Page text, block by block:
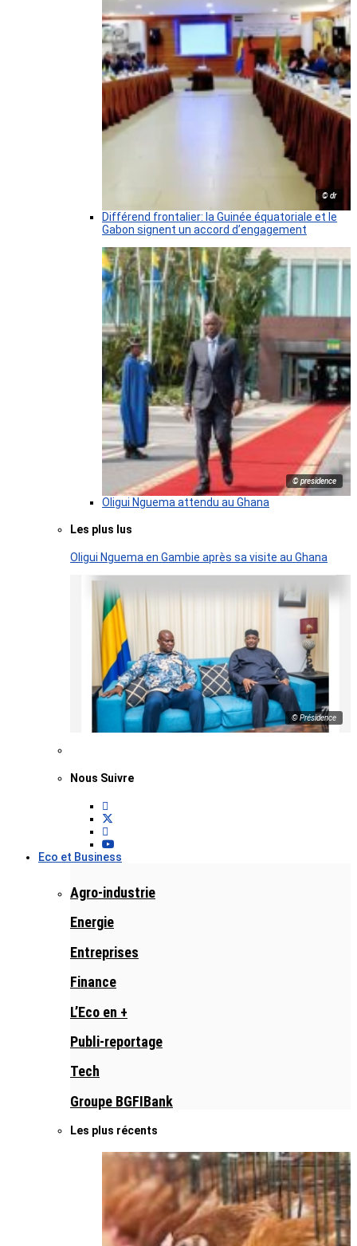
© dr
Différend frontalier: la Guinée équatoriale et le
Gabon signent un accord d’engagement
© presidence
Oligui Nguema attendu au Ghana
Les plus lus
Oligui Nguema en Gambie après sa visite au Ghana
© Présidence
Nous Suivre
Eco et Business
Agro-industrie
Energie
Entreprises
Finance
L’Eco en +
Publi-reportage
Tech
Groupe BGFIBank
Les plus récents